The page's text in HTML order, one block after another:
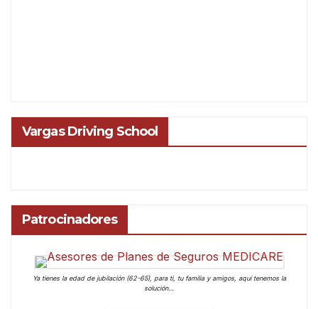
Vargas Driving School
Patrocinadores
Ya tienes la edad de jubilación (62-65), para ti, tu familia y amigos, aquí tenemos la
solución…